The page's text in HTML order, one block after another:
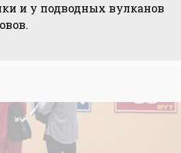
и у подводных вулканов